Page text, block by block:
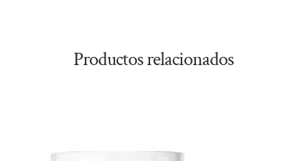
Productos relacionados